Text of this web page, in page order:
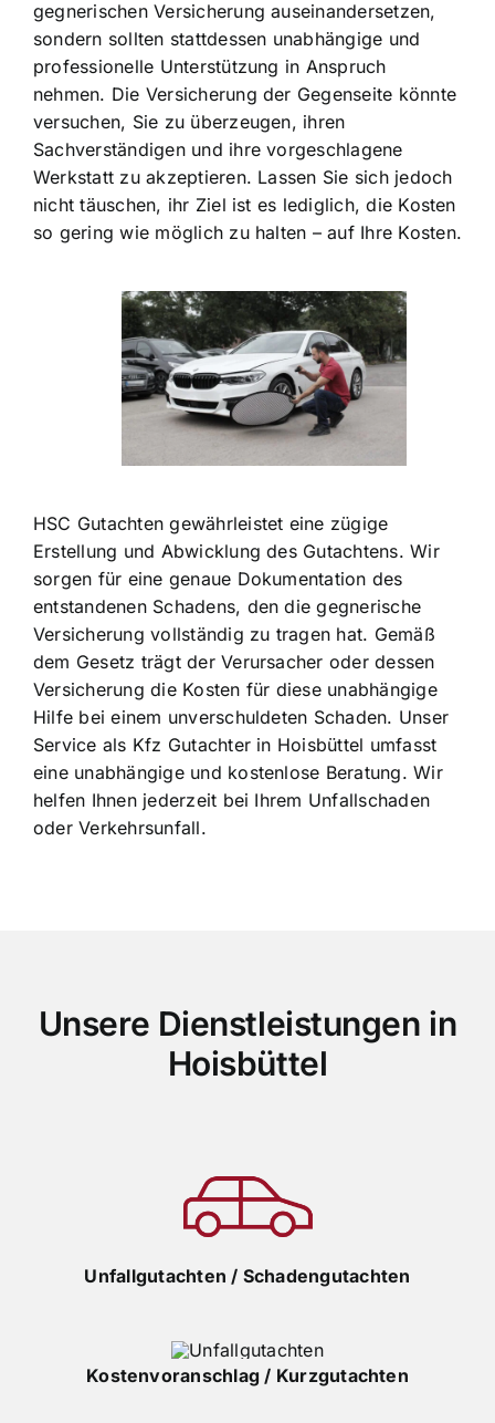
gegnerischen Versicherung auseinandersetzen,
sondern sollten stattdessen unabhängige und
professionelle Unterstützung in Anspruch
nehmen. Die Versicherung der Gegenseite könnte
versuchen, Sie zu überzeugen, ihren
Sachverständigen und ihre vorgeschlagene
Werkstatt zu akzeptieren. Lassen Sie sich jedoch
nicht täuschen, ihr Ziel ist es lediglich, die Kosten
so gering wie möglich zu halten – auf Ihre Kosten.
HSC Gutachten gewährleistet eine zügige
Erstellung und Abwicklung des Gutachtens. Wir
sorgen für eine genaue Dokumentation des
entstandenen Schadens, den die gegnerische
Versicherung vollständig zu tragen hat. Gemäß
dem Gesetz trägt der Verursacher oder dessen
Versicherung die Kosten für diese unabhängige
Hilfe bei einem unverschuldeten Schaden. Unser
Service als Kfz Gutachter in Hoisbüttel umfasst
eine unabhängige und kostenlose Beratung. Wir
helfen Ihnen jederzeit bei Ihrem Unfallschaden
oder Verkehrsunfall.
Unsere Dienstleistungen in
Hoisbüttel
Unfallgutachten / Schadengutachten
Kostenvoranschlag / Kurzgutachten